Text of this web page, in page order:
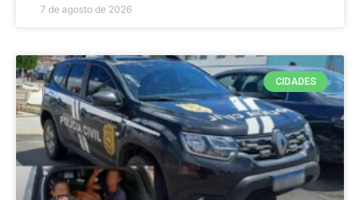
7 de agosto de 2026
CIDADES